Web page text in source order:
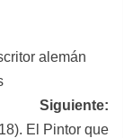
alemán
Siguiente:
El Pintor que